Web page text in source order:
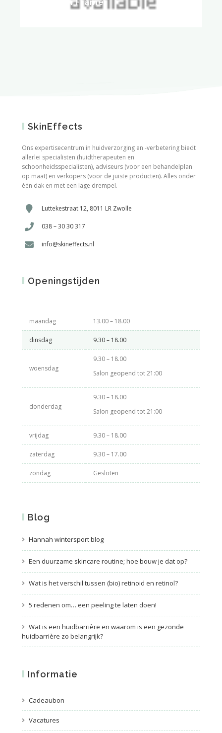
Wooden Frame
SkinEffects
Ons expertisecentrum in huidverzorging en -verbetering biedt
allerlei specialisten (huidtherapeuten en
schoonheidsspecialisten), adviseurs (voor een behandelplan
op maat) en verkopers (voor de juiste producten). Alles onder
één dak en met een lage drempel.
Luttekestraat 12, 8011 LR Zwolle
038 – 30 30 317
info@skineffects.nl
Openingstijden
maandag 13.00 – 18.00
dinsdag 9.30 – 18.00
woensdag
9.30 – 18.00
Salon geopend tot 21:00
donderdag
9.30 – 18.00
Salon geopend tot 21:00
vrijdag 9.30 – 18.00
zaterdag 9.30 – 17.00
zondag Gesloten
Blog
Hannah wintersport blog
Een duurzame skincare routine; hoe bouw je dat op?
Wat is het verschil tussen (bio) retinoid en retinol?
5 redenen om… een peeling te laten doen!
Wat is een huidbarrière en waarom is een gezonde
huidbarrière zo belangrijk?
Informatie
Cadeaubon
Vacatures